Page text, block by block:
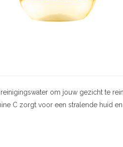
om jouw gezicht te
C zorgt voor een stralende huid